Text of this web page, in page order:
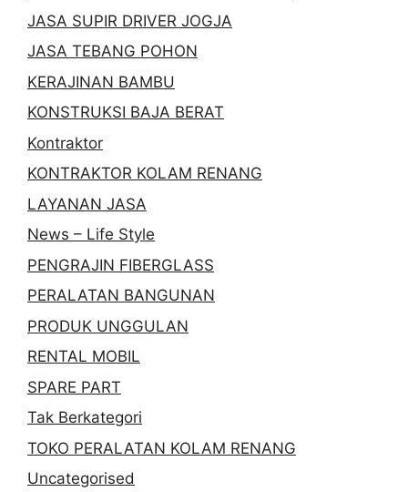
JASA SUPIR DRIVER JOGJA
JASA TEBANG POHON
KERAJINAN BAMBU
KONSTRUKSI BAJA BERAT
Kontraktor
KONTRAKTOR KOLAM RENANG
LAYANAN JASA
News – Life Style
PENGRAJIN FIBERGLASS
PERALATAN BANGUNAN
PRODUK UNGGULAN
RENTAL MOBIL
SPARE PART
Tak Berkategori
TOKO PERALATAN KOLAM RENANG
Uncategorised